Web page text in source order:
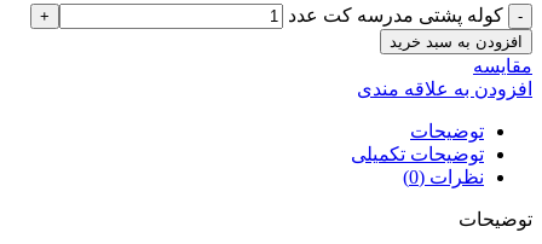
کوله پشتی مدرسه کت عدد
افزودن به سبد خرید
مقايسه
افزودن به علاقه مندی
توضیحات
توضیحات تکمیلی
نظرات (0)
توضیحات